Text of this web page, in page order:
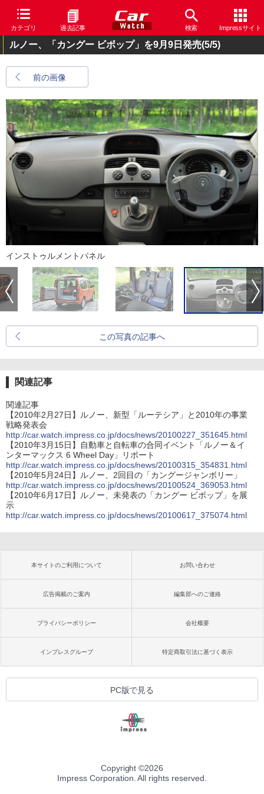
カテゴリ 過去記事 検索 Impressサイト
ルノー、「カングー ビボップ」を9月9日発売(5/5)
前の画像
インストゥルメントパネル
この写真の記事へ
関連記事
関連記事
【2010年2月27日】ルノー、新型「ルーテシア」と2010年の事業
戦略発表会
http://car.watch.impress.co.jp/docs/news/20100227_351645.html
【2010年3月15日】自動車と自転車の合同イベント「ルノー＆イ
ンターマックス 6 Wheel Day」リポート
http://car.watch.impress.co.jp/docs/news/20100315_354831.html
【2010年5月24日】ルノー、2回目の「カングージャンボリー」
http://car.watch.impress.co.jp/docs/news/20100524_369053.html
【2010年6月17日】ルノー、未発表の「カングー ビボップ」を展
示
http://car.watch.impress.co.jp/docs/news/20100617_375074.html
本サイトのご利用について お問い合わせ
広告掲載のご案内 編集部へのご連絡
プライバシーポリシー 会社概要
インプレスグループ 特定商取引法に基づく表示
PC版で見る
Copyright ©2026
Impress Corporation. All rights reserved.